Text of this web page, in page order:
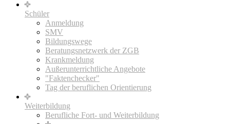
Schüler
Anmeldung
SMV
Bildungswege
Beratungsnetzwerk der ZGB
Krankmeldung
Außerunterrichtliche Angebote
"Faktenchecker"
Tag der beruflichen Orientierung
Weiterbildung
Berufliche Fort- und Weiterbildung